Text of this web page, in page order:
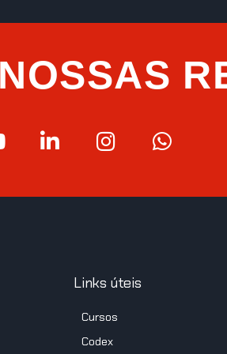
Links úteis
Cursos
Codex